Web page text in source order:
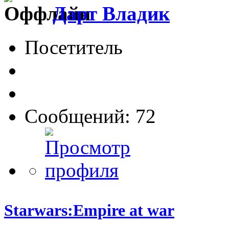
Дарт Владик
Посетитель
Сообщений: 72
Starwars:Empire at war